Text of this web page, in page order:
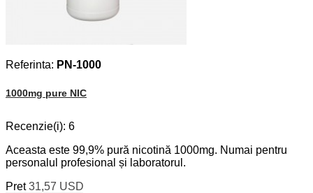
Referinta: PN-1000
1000mg pure NIC
Recenzie(i): 6
Aceasta este 99,9% pură nicotină 1000mg. Numai pentru
personalul profesional și laboratorul.
Pret 31,57 USD